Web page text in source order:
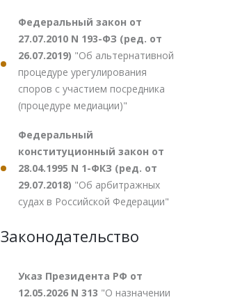
Федеральный закон от
27.07.2010 N 193-ФЗ (ред. от
26.07.2019) "Об альтернативной
процедуре урегулирования
споров с участием посредника
(процедуре медиации)"
Федеральный
конституционный закон от
28.04.1995 N 1-ФКЗ (ред. от
29.07.2018) "Об арбитражных
судах в Российской Федерации"
Законодательство
Указ Президента РФ от
12.05.2026 N 313 "О назначении